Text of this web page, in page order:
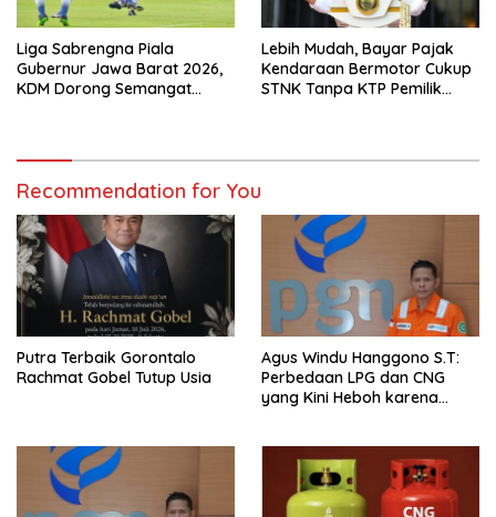
Liga Sabrengna Piala
Gubernur Jawa Barat 2026,
KDM Dorong Semangat
Lebih Mudah, Bayar Pajak
Kendaraan Bermotor Cukup
STNK Tanpa KTP Pemilik
Recommendation for You
Putra Terbaik Gorontalo
Rachmat Gobel Tutup Usia
Agus Windu Hanggono S.T:
Perbedaan LPG dan CNG
yang Kini Heboh karena